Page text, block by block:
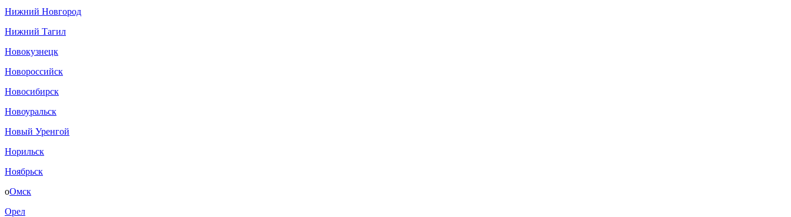
Нижний Новгород
Нижний Тагил
Новокузнецк
Новороссийск
Новосибирск
Новоуральск
Новый Уренгой
Норильск
Ноябрьск
оОмск
Орел